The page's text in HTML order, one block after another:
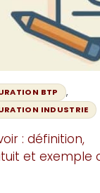
BTP ,
INDUSTRIE
: définition,
et exemple